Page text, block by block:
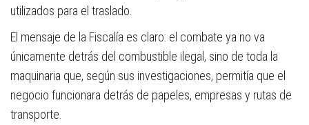
utilizados para el traslado.
El mensaje de la Fiscalía es claro: el combate ya no va
únicamente detrás del combustible ilegal, sino de toda la
maquinaria que, según sus investigaciones, permitía que el
negocio funcionara detrás de papeles, empresas y rutas de
transporte.